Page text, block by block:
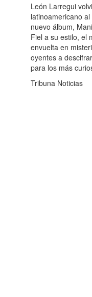
León Larregui
latinoamericano
nuevo álbum,
Fiel a su estilo, el
envuelta en
oyentes a
para los más
Tribuna Noticias